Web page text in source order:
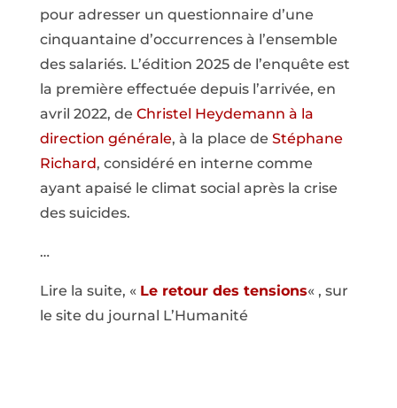
pour adresser un questionnaire d’une
cinquantaine d’occurrences à l’ensemble
des salariés. L’édition 2025 de l’enquête est
la première effectuée depuis l’arrivée, en
avril 2022, de Christel Heydemann à la
direction générale, à la place de Stéphane
Richard, considéré en interne comme
ayant apaisé le climat social après la crise
des suicides.
…
Lire la suite, « Le retour des tensions« , sur
le site du journal L’Humanité